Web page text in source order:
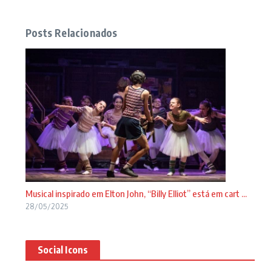
Posts Relacionados
Musical inspirado em Elton John, “Billy Elliot” está em cart ...
28/05/2025
Social Icons